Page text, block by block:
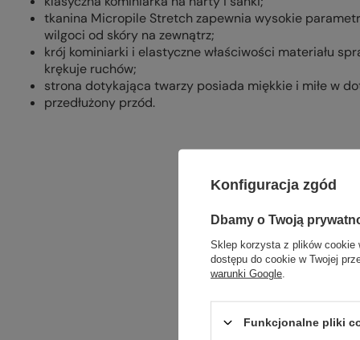
tkanina Micropile Stretch zapewnia wysokie
wilgoci od skóry na zewnątrz;
krój kominiarki i elastyczne właściwości materiału
krękuje ruchów;
strona dotykająca twarzy posiada miękkie i miłe w
przedłużony przód.
Konfiguracja zgód
Dbamy o Twoją
Sklep korzysta z plików cookie
dostępu do cookie w Twojej
warunki Google
Funkcjonalne pliki